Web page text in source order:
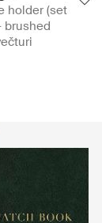
holder (set
brushed